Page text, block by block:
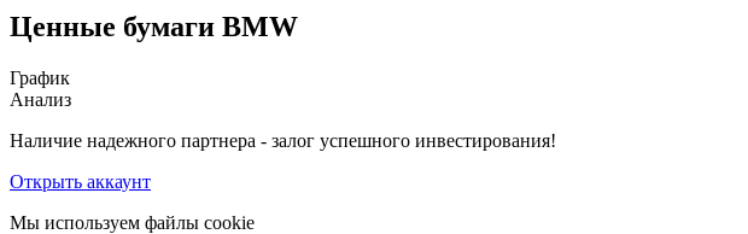
Ценные бумаги BMW
График
Анализ
Наличие надежного партнера - залог успешного инвестирования!
Открыть аккаунт
Мы используем файлы cookie